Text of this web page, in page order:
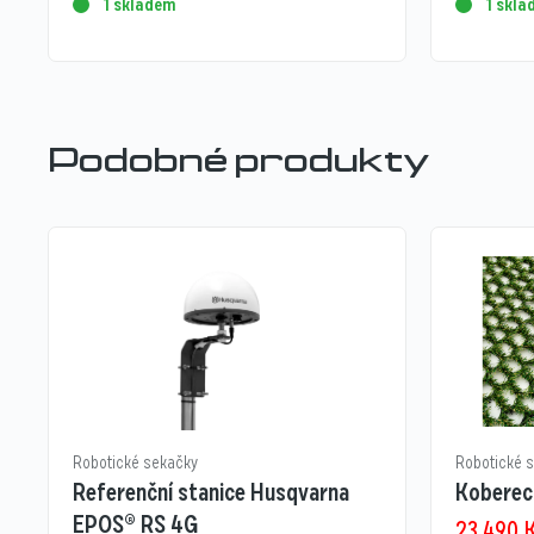
Podobné produkty
Robotické sekačky
Referenční stanice Husqvarna
EPOS® RS 4G
Robotické